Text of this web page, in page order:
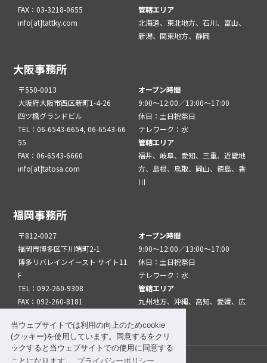
当ウェブサイトでは利用の向上のためcookie
(クッキー)を使用しています。同意するをクリ
ックすると当ウェブサイトでの使用に同意する
ことになります。
プライバシーポリシー
FAX：03-3218-0655
info[at]tattky.com
管轄エリア
北海道、東北地方、石川、富山、
新潟、関東地方、静岡
大阪事務所
〒550-0013
大阪府大阪市西区新町1-4-26
四ツ橋グランドビル
TEL：06-6543-6654, 06-6543-66
55
FAX：06-6543-6660
info[at]tatosa.com
オープン時間
9:00～12:00／13:00～17:00
休日：土日祝祭日
テレワーク：水
管轄エリア
福井、岐阜、愛知、三重、近畿地
方、島根、鳥取、岡山、徳島、香
川
福岡事務所
〒812-0027
福岡市博多区下川端町2-1
博多リバレインイースト サイト11
F
TEL：092-260-9308
FAX：092-260-8181
オープン時間
9:00～12:00／13:00～17:00
休日：土日祝祭日
テレワーク：水
管轄エリア
九州地方、沖縄、高知、愛媛、広